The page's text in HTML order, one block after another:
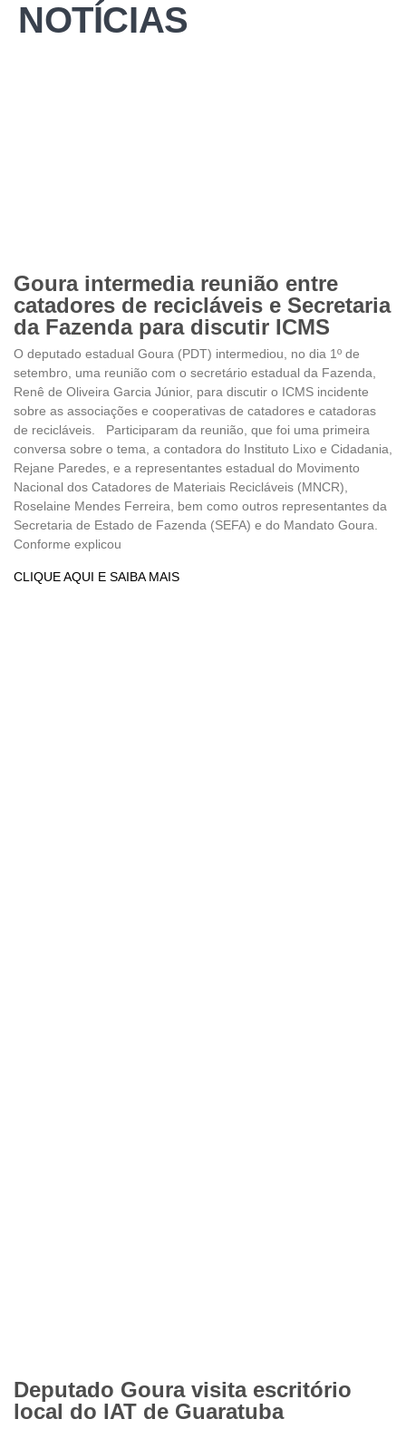
NOTÍCIAS
Goura intermedia reunião entre
catadores de recicláveis e Secretaria
da Fazenda para discutir ICMS
O deputado estadual Goura (PDT) intermediou, no dia 1º de
setembro, uma reunião com o secretário estadual da Fazenda,
Renê de Oliveira Garcia Júnior, para discutir o ICMS incidente
sobre as associações e cooperativas de catadores e catadoras
de recicláveis. Participaram da reunião, que foi uma primeira
conversa sobre o tema, a contadora do Instituto Lixo e Cidadania,
Rejane Paredes, e a representantes estadual do Movimento
Nacional dos Catadores de Materiais Recicláveis (MNCR),
Roselaine Mendes Ferreira, bem como outros representantes da
Secretaria de Estado de Fazenda (SEFA) e do Mandato Goura.
Conforme explicou
CLIQUE AQUI E SAIBA MAIS
Deputado Goura visita escritório
local do IAT de Guaratuba